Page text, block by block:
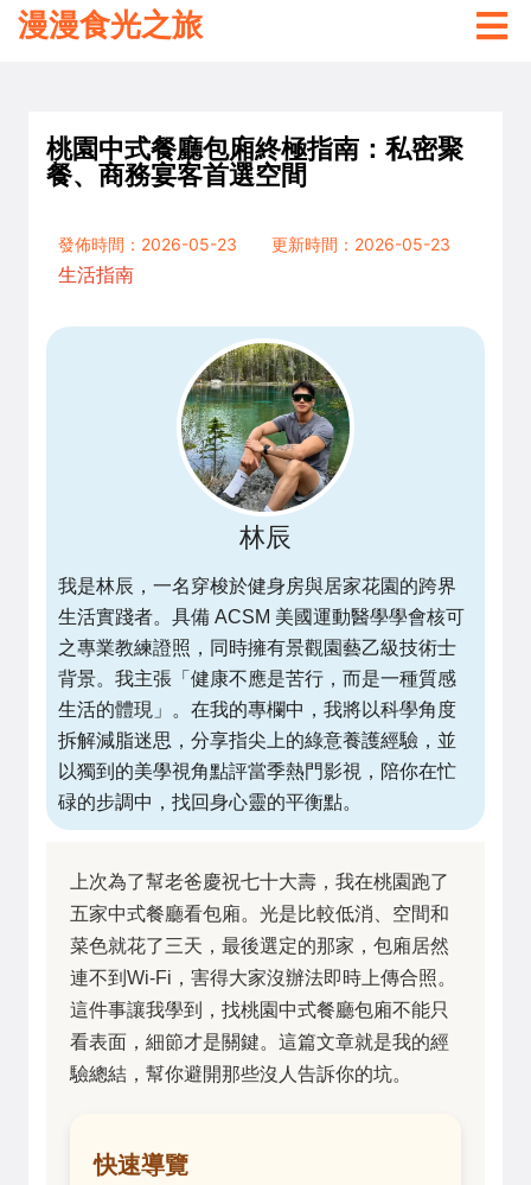
漫漫食光之旅
桃園中式餐廳包廂終極指南：私密聚
餐、商務宴客首選空間
發佈時間：2026-05-23
更新時間：2026-05-23
生活指南
林辰
我是林辰，一名穿梭於健身房與居家花園的跨界
生活實踐者。具備 ACSM 美國運動醫學學會核可
之專業教練證照，同時擁有景觀園藝乙級技術士
背景。我主張「健康不應是苦行，而是一種質感
生活的體現」。在我的專欄中，我將以科學角度
拆解減脂迷思，分享指尖上的綠意養護經驗，並
以獨到的美學視角點評當季熱門影視，陪你在忙
碌的步調中，找回身心靈的平衡點。
上次為了幫老爸慶祝七十大壽，我在桃園跑了
五家中式餐廳看包廂。光是比較低消、空間和
菜色就花了三天，最後選定的那家，包廂居然
連不到Wi-Fi，害得大家沒辦法即時上傳合照。
這件事讓我學到，找桃園中式餐廳包廂不能只
看表面，細節才是關鍵。這篇文章就是我的經
驗總結，幫你避開那些沒人告訴你的坑。
快速導覽